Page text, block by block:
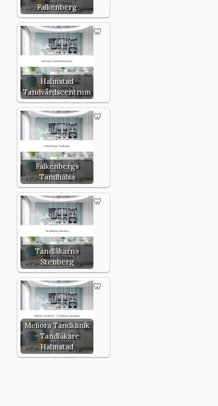
Falkenberg
Halmstad
Tandvårdscentrum
Falkenbergs
Tandhälsa
Tandläkarna
Stenberg
Meliora Tandklinik
- Tandläkare
Halmstad